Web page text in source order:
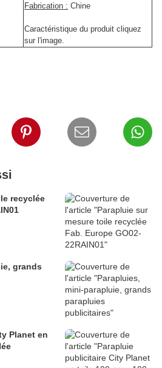
Fabrication : Chine
Caractéristique du produit cliquez
sur l'image.
recyclée
grands
Planet en